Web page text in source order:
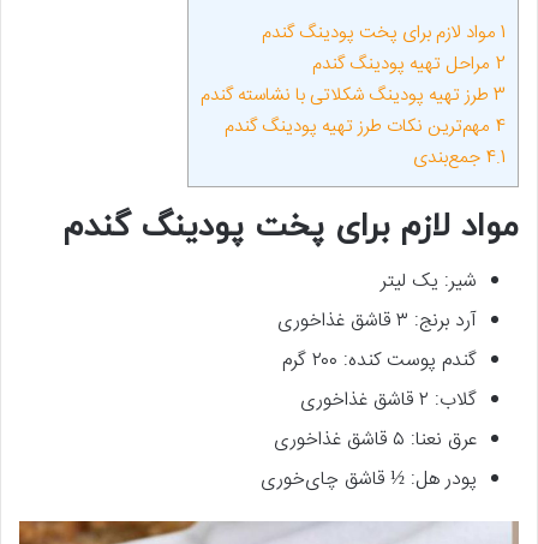
1 مواد لازم برای پخت پودینگ گندم
2 مراحل تهیه پودینگ گندم
3 طرز تهیه پودینگ شکلاتی با نشاسته گندم
4 مهم‌ترین نکات طرز تهیه پودینگ گندم
4.1 جمع‌بندی
مواد لازم برای پخت پودینگ گندم
شیر: یک لیتر
آرد برنج: ۳ قاشق غذاخوری
گندم پوست کنده: ۲۰۰ گرم
گلاب: ۲ قاشق غذاخوری
عرق نعنا: ۵ قاشق غذاخوری
پودر هل: ½ قاشق چای‌خوری